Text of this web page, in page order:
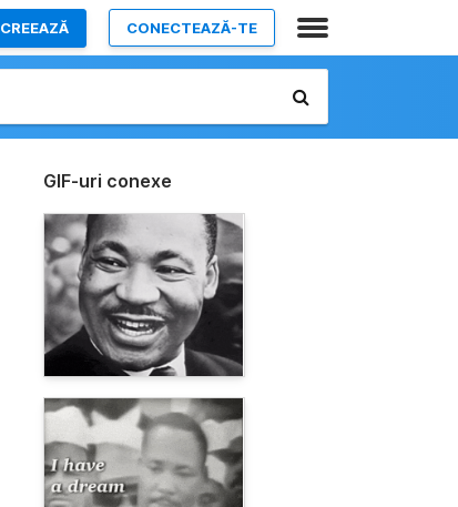
CREEAZĂ CONECTEAZĂ-TE
GIF-uri conexe